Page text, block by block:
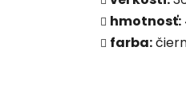
hmotnosť:
farba: